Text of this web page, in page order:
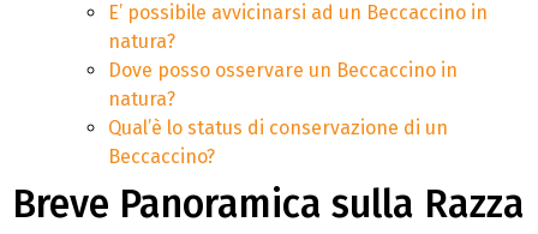
E’ possibile avvicinarsi ad un Beccaccino in
natura?
Dove posso osservare un Beccaccino in
natura?
Qual’è lo status di conservazione di un
Beccaccino?
Breve Panoramica sulla Razza